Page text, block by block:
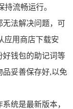
流畅运行。
无法解决问题，可
应用商店下载安
好钱包的助记词等
品妥善保存好,以免
统是最新版本，